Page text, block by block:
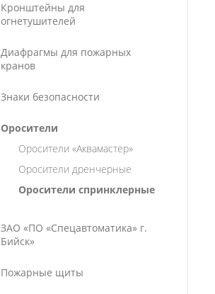
Кронштейны для
огнетушителей
Диафрагмы для пожарных
кранов
Знаки безопасности
Оросители
Оросители «Аквамастер»
Оросители дренчерные
Оросители спринклерные
ЗАО «ПО «Спецавтоматика» г.
Бийск»
Пожарные щиты